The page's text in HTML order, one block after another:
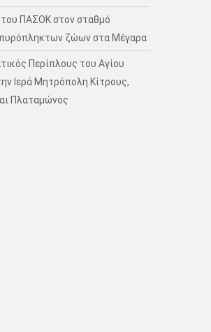
ΠΑΣΟΚ στον σταθμό
πυρόπληκτων ζώων στα Μέγαρα
Περίπλους του Αγίου
Ιερά Μητρόπολη Κίτρους,
Πλαταμώνος